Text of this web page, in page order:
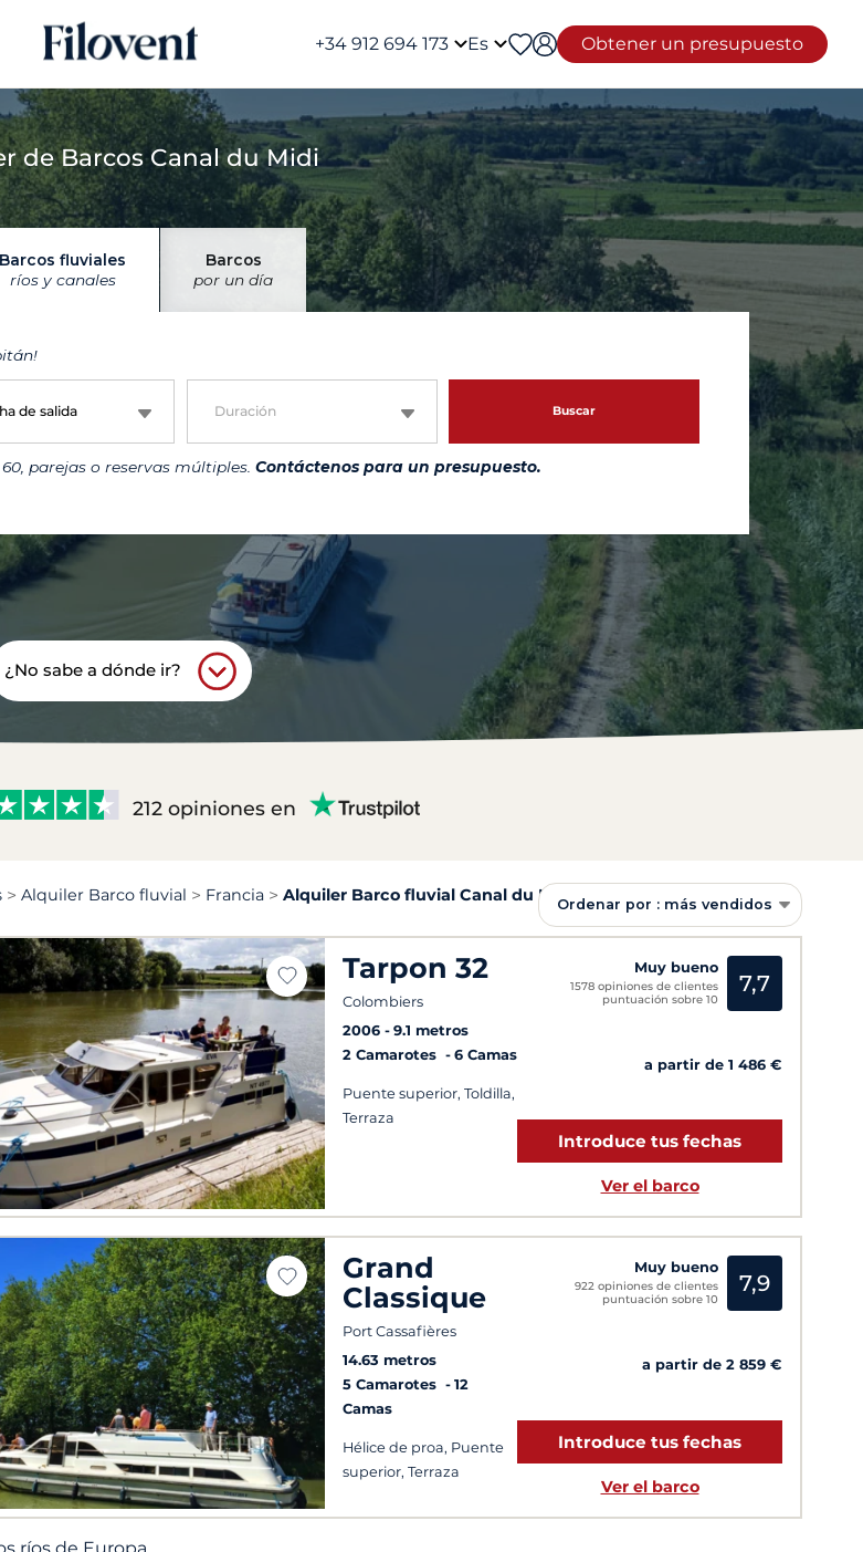
+34 912 694 173 Es Obtener un presupuesto
de Barcos Canal du Midi
Barcos fluviales
ríos y canales
Barcos
por un día
de salida Duración Buscar
parejas o reservas múltiples. Contáctenos para un presupuesto.
¿No sabe a dónde ir?
212 opiniones en
Alquiler Barco fluvial Francia Alquiler Barco fluvial Canal du MidiOrdenar por : más vendidos
Tarpon 32
Colombiers
2006
9.1 metros
2 Camarotes
6 Camas
Puente superior, Toldilla,
Terraza
Muy bueno
1578 opiniones de clientes
puntuación sobre 10
7,7
a partir de 1 486 €
Introduce tus fechas
Ver el barco
Grand
Classique
Port Cassafières
14.63 metros
5 Camarotes
12
Camas
Hélice de proa, Puente
superior, Terraza
Muy bueno
922 opiniones de clientes
puntuación sobre 10
7,9
a partir de 2 859 €
Introduce tus fechas
Ver el barco